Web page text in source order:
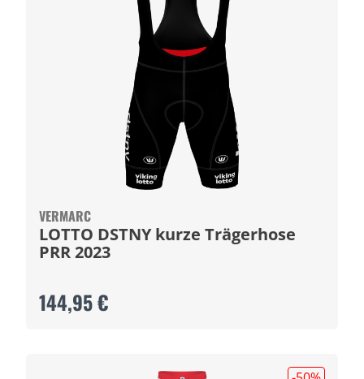
VERMARC
LOTTO DSTNY kurze Trägerhose
PRR 2023
144,95 €